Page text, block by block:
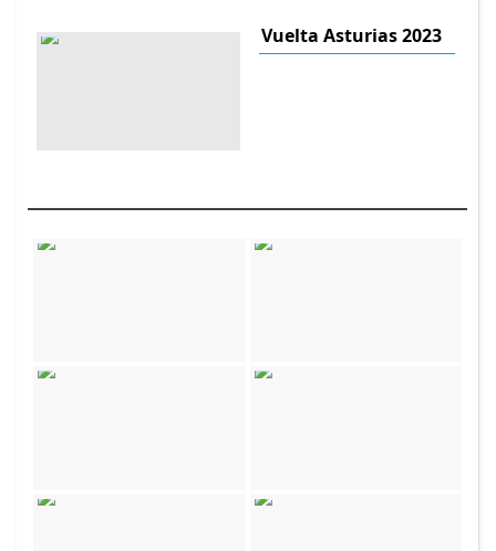
Vuelta Asturias 2023